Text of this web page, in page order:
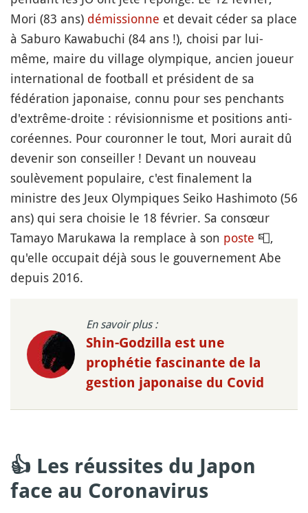
Mori (83 ans) démissionne et devait céder sa place
à Saburo Kawabuchi (84 ans !), choisi par lui-
même, maire du village olympique, ancien joueur
international de football et président de sa
fédération japonaise, connu pour ses penchants
d'extrême-droite : révisionnisme et positions anti-
coréennes. Pour couronner le tout, Mori aurait dû
devenir son conseiller ! Devant un nouveau
soulèvement populaire, c'est finalement la
ministre des Jeux Olympiques Seiko Hashimoto (56
ans) qui sera choisie le 18 février. Sa consœur
Tamayo Marukawa la remplace à son poste 📮,
qu'elle occupait déjà sous le gouvernement Abe
depuis 2016.
En savoir plus :
Shin-Godzilla est une
prophétie fascinante de la
gestion japonaise du Covid
👍 Les réussites du Japon
face au Coronavirus